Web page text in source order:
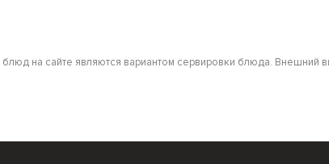
на сайте являются вариантом сервировки блюда. Внешний